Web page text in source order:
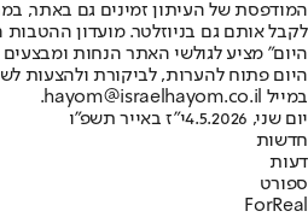
המודפסת של העיתון זמינים גם באתר,
לקבל אותם גם בניוזלטר. מועדון ההטבות
היום" מציע לגולשי האתר הנחות
היום פתוח להערות, לביקורת ולהצעות
במייל hayom@israelhayom.co.il.
יום שני, 4.5.2026
י"ז באייר תשפ"ו
חדשות
דעות
ספורט
ForReal